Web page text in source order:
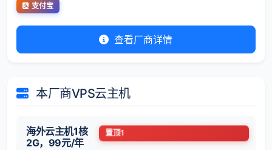
支付宝
查看厂商详情
本厂商VPS云主机
海外云主机1核
2G，99元/年
置顶1